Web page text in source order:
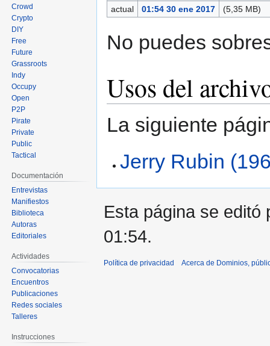
actual
01:54 30 ene 2017 (5,35 MB)
No puedes
Usos del
La siguiente
Jerry Rubin
Crowd
Crypto
DIY
Free
Future
Grassroots
Indy
Occupy
Open
P2P
Pirate
Private
Public
Tactical
Documentación
Entrevistas
Manifiestos
Biblioteca
Autoras
Editoriales
Actividades
Convocatorias
Encuentros
Publicaciones
Redes sociales
Talleres
Instrucciones
Esta página se editó
01:54.
Política de privacidad Acerca de Dominios,